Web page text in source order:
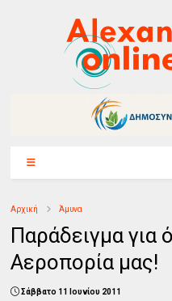
Αρχική Άμυνα
Παράδειγμα για
Αεροπορία μας!
Σάββατο 11 Ιουνίου 2011